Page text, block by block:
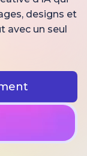
designs et
avec un seul